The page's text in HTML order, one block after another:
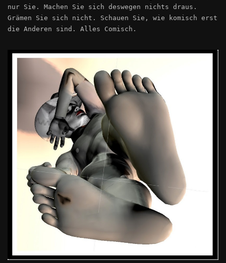
nur Sie. Machen Sie sich deswegen nichts draus.
Grämen Sie sich nicht. Schauen Sie, wie komisch erst
die Anderen sind. Alles Comisch.